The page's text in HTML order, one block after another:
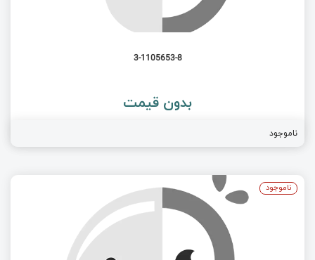
3-1105653-8
بدون قیمت
ناموجود
ناموجود